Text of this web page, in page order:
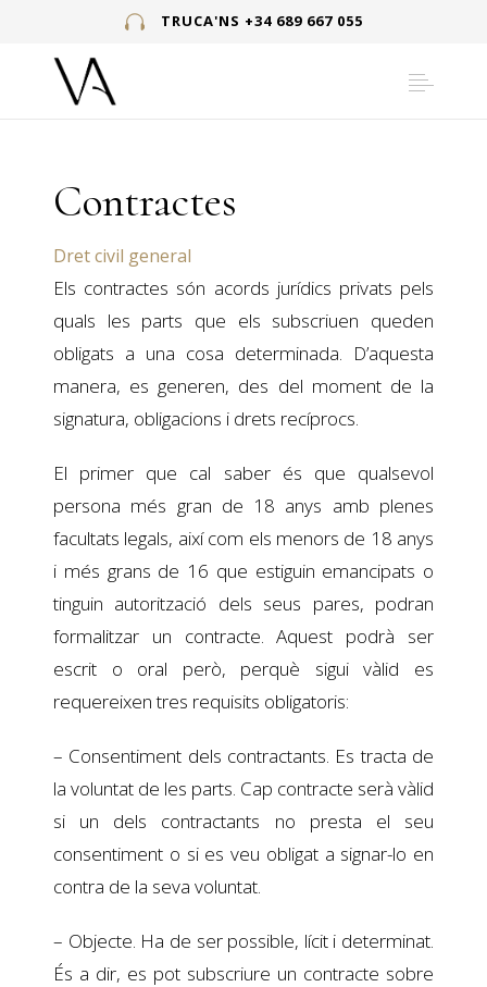
TRUCA'NS +34 689 667 055
Contractes
Dret civil general
Els contractes són acords jurídics privats pels
quals les parts que els subscriuen queden
obligats a una cosa determinada. D’aquesta
manera, es generen, des del moment de la
signatura, obligacions i drets recíprocs.
El primer que cal saber és que qualsevol
persona més gran de 18 anys amb plenes
facultats legals, així com els menors de 18 anys
i més grans de 16 que estiguin emancipats o
tinguin autorització dels seus pares, podran
formalitzar un contracte. Aquest podrà ser
escrit o oral però, perquè sigui vàlid es
requereixen tres requisits obligatoris:
– Consentiment dels contractants. Es tracta de
la voluntat de les parts. Cap contracte serà vàlid
si un dels contractants no presta el seu
consentiment o si es veu obligat a signar-lo en
contra de la seva voluntat.
– Objecte. Ha de ser possible, lícit i determinat.
És a dir, es pot subscriure un contracte sobre